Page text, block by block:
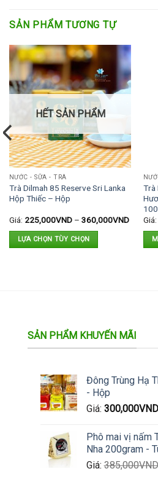
SẢN PHẨM TƯƠNG TỰ
HẾT SẢN PHẨM
NƯỚC - SỮA - TRÀ
Trà Dilmah 85 Reserve Sri Lanka
Hộp Thiếc – Hộp
Giá: 225,000VND– 360,000VND
LỰA CHỌN TÙY CHỌN
Trà
Giá:
SẢN PHẨM KHUYẾN MÃI
Đông Trùng Hạ
- Hộp
Giá: 300,000VND
Phô mai vị nấm
Nha 200gram -
Giá: 385,000VND